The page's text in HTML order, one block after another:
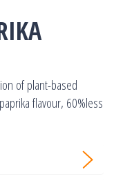
of plant-based
flavour, 60%less